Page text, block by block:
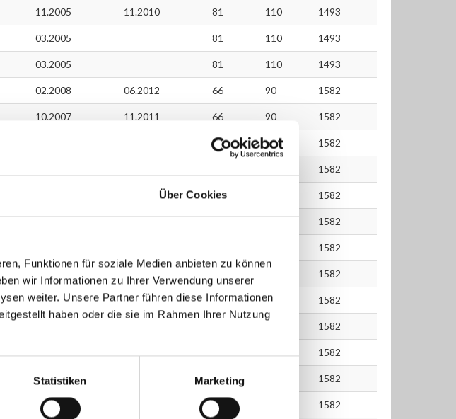
Über Cookies
Funktionen für soziale Medien anbieten zu können
wir Informationen zu Ihrer Verwendung unserer
weiter. Unsere Partner führen diese Informationen
haben oder die sie im Rahmen Ihrer Nutzung
Statistiken Marketing
11.2005 11.2010 81 110 1493
03.2005 81 110 1493
03.2005 81 110 1493
02.2008 06.2012 66 90 1582
10.2007 11.2011 66 90 1582
66 90 1582
1582
66 1582
1582
1582
03.2013 1582
05.2012 81 110 1582
1582
1582
02.2008 85 1582
02.2009 85 1582